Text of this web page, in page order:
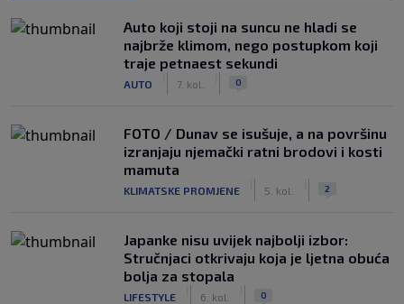
Auto koji stoji na suncu ne hladi se
najbrže klimom, nego postupkom koji
traje petnaest sekundi
AUTO 7. kol. 0
FOTO / Dunav se isušuje, a na površinu
izranjaju njemački ratni brodovi i kosti
mamuta
KLIMATSKE PROMJENE 5. kol. 2
Japanke nisu uvijek najbolji izbor:
Stručnjaci otkrivaju koja je ljetna obuća
bolja za stopala
LIFESTYLE 6. kol. 0